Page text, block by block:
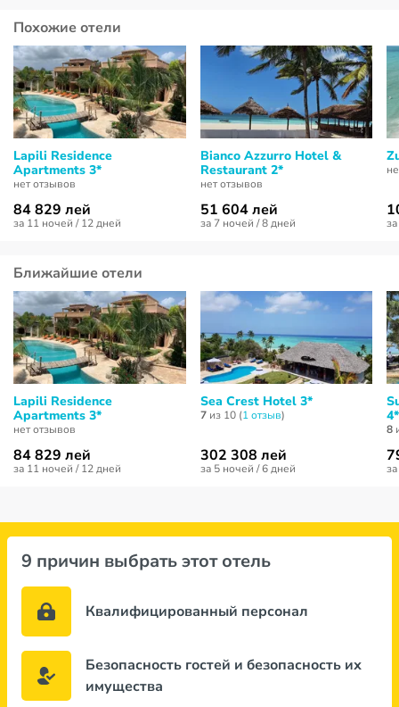
Похожие отели
Lapili Residence
Apartments 3*
нет отзывов
84 829 лей
за 11 ночей / 12 дней
Bianco Azzurro Hotel &
Restaurant 2*
нет отзывов
51 604 лей
за 7 ночей / 8 дней
Ближайшие отели
Lapili Residence
Apartments 3*
нет отзывов
84 829 лей
за 11 ночей / 12 дней
Sea Crest Hotel 3*
7из 10 (1 отзыв)
302 308 лей
за 5 ночей / 6 дней
4*
8
9 причин выбрать этот отель
Квалифицированный персонал
Безопасность гостей и безопасность их
имущества